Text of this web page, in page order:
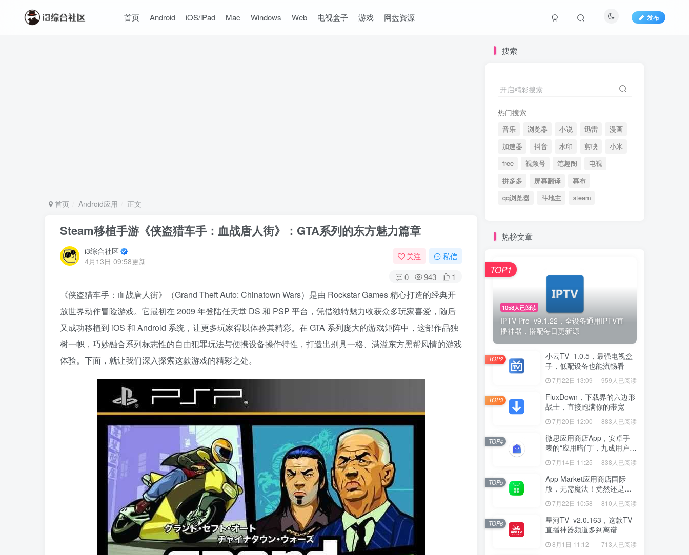
首页 Android iOS/iPad Mac Windows Web 电视盒子 游戏 网盘资源 发布
首页 Android应用 正文
Steam移植手游《侠盗猎车手：血战唐人街》：GTA系列的东方魅力篇章
i3综合社区
4月13日 09:58更新
关注 私信
0 943 1
《侠盗猎车手：血战唐人街》（Grand Theft Auto: Chinatown Wars）是由 Rockstar Games 精心打造的经典开
放世界动作冒险游戏。它最初在 2009 年登陆任天堂 DS 和 PSP 平台，凭借独特魅力收获众多玩家喜爱，随后
又成功移植到 iOS 和 Android 系统，让更多玩家得以体验其精彩。在 GTA 系列庞大的游戏矩阵中，这部作品独
树一帜，巧妙融合系列标志性的自由犯罪玩法与便携设备操作特性，打造出别具一格、满溢东方黑帮风情的游戏
体验。下面，就让我们深入探索这款游戏的精彩之处。
搜索
开启精彩搜索
热门搜索
音乐 浏览器 小说 迅雷
漫画
加速器
抖音 水印 剪映
小米
free
视频号 笔趣阁
电视
拼多多
屏幕翻译
幕布
qq浏览器
斗地主 steam
热榜文章
1058人已阅读
IPTV Pro_v9.1.22，全设备通用IPTV直
播神器，搭配每日更新源
TOP1
小云TV_1.0.5，最强电视盒
子，低配设备也能流畅看
7月22日 13:09 959人已阅读
TOP2
FluxDown，下载界的六边形
战士，直接跑满你的带宽
7月20日 12:00 883人已阅读
TOP3
微思应用商店App，安卓手
表的“应用暗门”，九成用户还
没发现
7月14日 11:25 838人已阅读
TOP4
App Market应用商店国际
版，无需魔法！竟然还是大
厂出品？
7月22日 10:58 810人已阅读
TOP5
星河TV_v2.0.163，这款TV
直播神器频道多到离谱
8月1日 11:12 713人已阅读
TOP6